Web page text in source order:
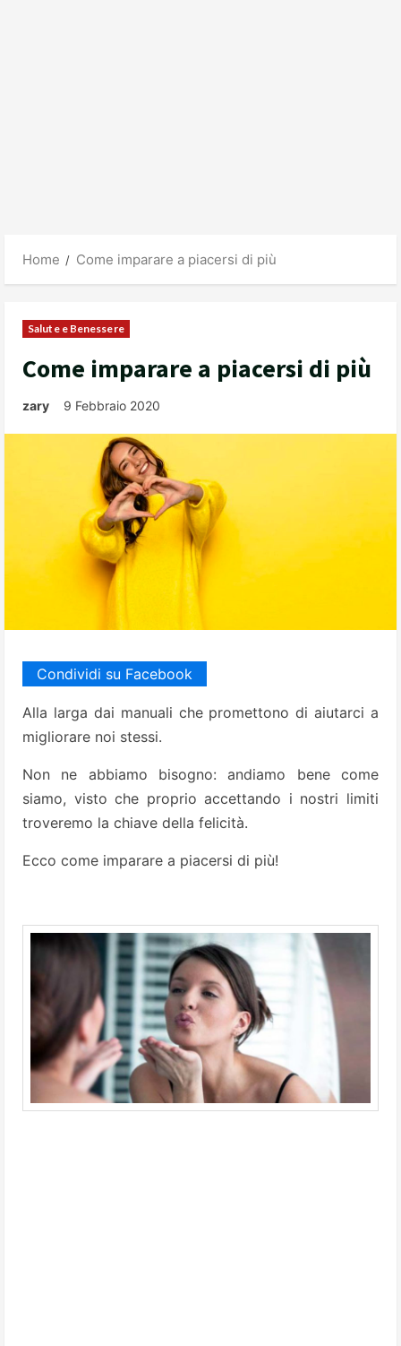
Home Come imparare a piacersi di più
Salute e Benessere
Come imparare a piacersi di più
zary 9 Febbraio 2020
Condividi su Facebook
Alla larga dai manuali che promettono di aiutarci a
migliorare noi stessi.
Non ne abbiamo bisogno: andiamo bene come
siamo, visto che proprio accettando i nostri limiti
troveremo la chiave della felicità.
Ecco come imparare a piacersi di più!